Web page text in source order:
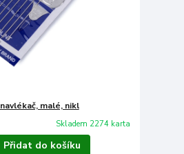
malé, nikl
Skladem 2274 karta
Přidat do košíku